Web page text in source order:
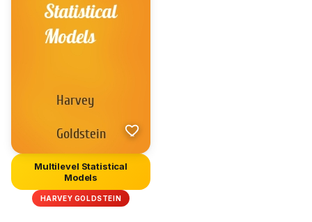
Multilevel Statistical
Models
HARVEY GOLDSTEIN